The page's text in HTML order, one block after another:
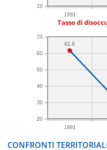
1991
10
Tasso di
1991
20
30
40
50
60
70
61.6
CONFRONTI